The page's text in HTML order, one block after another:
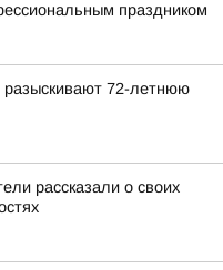
праздником
разыскивают 72-летнюю
рассказали о своих